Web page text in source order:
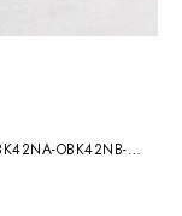
OBK42NB-